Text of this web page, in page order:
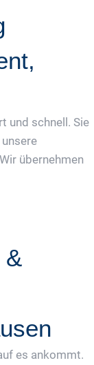
und schnell. Sie
übernehmen
&
es ankommt.